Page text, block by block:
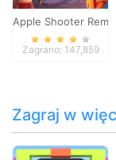
Apple Shooter
Zagrano: 147,859
Zagraj w